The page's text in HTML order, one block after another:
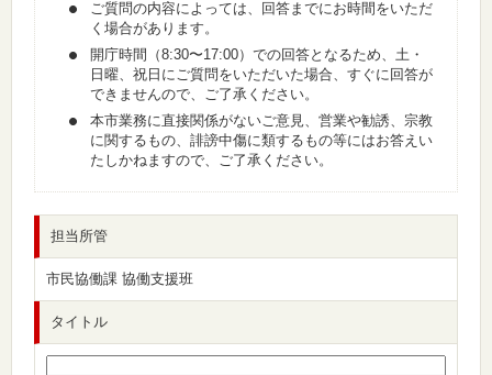
ご質問の内容によっては、回答までにお時間をいただ
く場合があります。
開庁時間（8:30〜17:00）での回答となるため、土・
日曜、祝日にご質問をいただいた場合、すぐに回答が
できませんので、ご了承ください。
本市業務に直接関係がないご意見、営業や勧誘、宗教
に関するもの、誹謗中傷に類するもの等にはお答えい
たしかねますので、ご了承ください。
担当所管
市民協働課 協働支援班
タイトル